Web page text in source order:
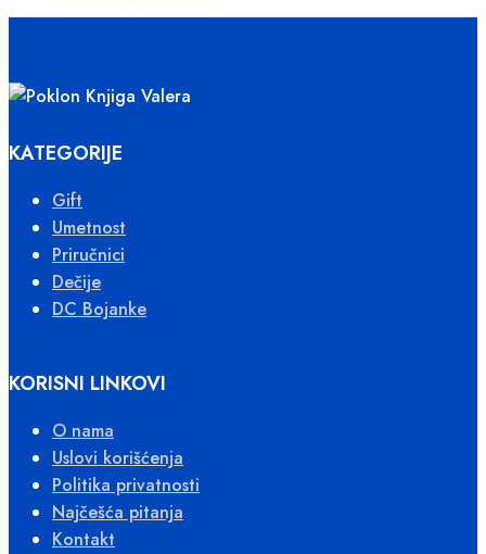
KATEGORIJE
Gift
Umetnost
Priručnici
Dečije
DC Bojanke
KORISNI LINKOVI
O nama
Uslovi korišćenja
Politika privatnosti
Najčešća pitanja
Kontakt